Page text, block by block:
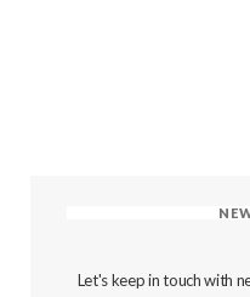
Let's keep in touch with